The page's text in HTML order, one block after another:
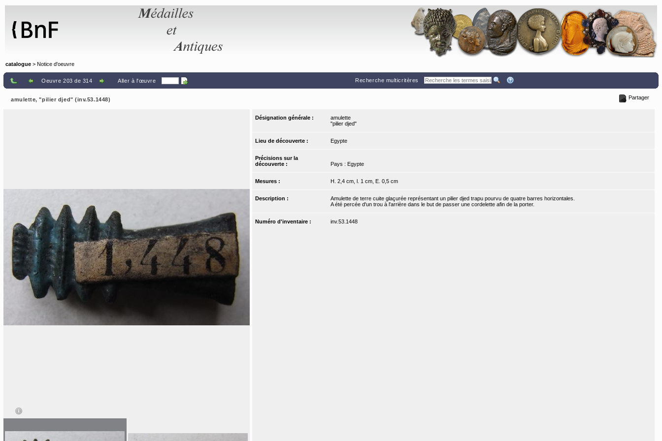
catalogue > Notice d'oeuvre
Oeuvre 203 de 314 Aller à l'œuvre Recherche multicritères
amulette, "pilier djed" (inv.53.1448) Partager
Désignation générale :
amulette
"pilier djed"
Lieu de découverte : Egypte
Précisions sur la
découverte :
Pays : Egypte
Mesures : H. 2,4 cm, l. 1 cm, E. 0,5 cm
Description :
Amulette de terre cuite glaçurée représentant un pilier djed trapu pourvu de quatre barres horizontales.
A été percée d'un trou à l'arrière dans le but de passer une cordelette afin de la porter.
Numéro d'inventaire : inv.53.1448